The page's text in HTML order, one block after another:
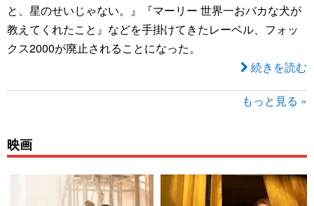
と、星のせいじゃない。』『マーリー 世界一おバカな犬が
教えてくれたこと』などを手掛けてきたレーベル、フォッ
クス2000が廃止されることになった。
続きを読む
もっと見る »
映画